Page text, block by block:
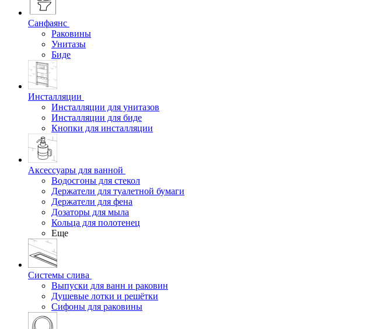
Санфаянс
Раковины
Унитазы
Биде
Инсталляции
Инсталляции для унитазов
Инсталляции для биде
Кнопки для инсталляции
Аксессуары для ванной
Водосгоны для стекол
Держатели для туалетной бумаги
Держатели для фена
Дозаторы для мыла
Кольца для полотенец
Еще
Системы слива
Выпуски для ванн и раковин
Душевые лотки и решётки
Сифоны для раковины